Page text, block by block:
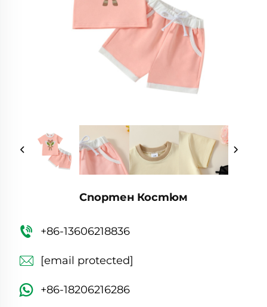
Спортен Костюм
+86-13606218836
[email protected]
+86-18206216286